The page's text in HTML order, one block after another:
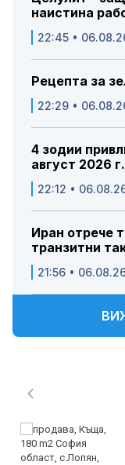
наистина
22:45 •
Рецепта за
22:29 •
4 зодии
август 2026 г.
22:12 •
Иран отрече
транзитни
21:56 •